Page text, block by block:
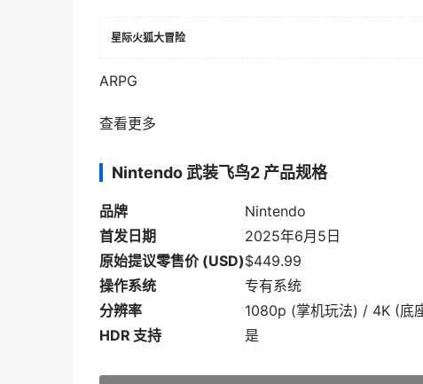
星际火狐大冒险
ARPG
查看更多
Nintendo 武装飞鸟2 产品规格
品牌
Nintendo
首发日期
2025年6月5日
原始提议零售价 (USD)$449.99
操作系统
专有系统
分辨率
1080p (掌机玩法) / 4K (底
HDR 支持
是